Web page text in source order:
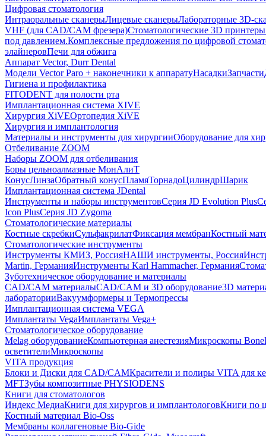
Цифровая стоматология
Интраоральные сканерыЛицевые сканерыЛабораторные 3D-
VHF (для CAD/CAM фрезера)Стоматологические 3D
под давлением.Комплексные предложения по цифровой
элайнеровПечи для обжига
Аппарат Vector, Durr Dental
Модели Vector Paro + наконечники к аппаратуНасадкиЗапчасти
Гигиена и профилактика
FITODENT для полости рта
Имплантационная система XIVE
Хирургия XiVEОртопедия XiVE
Хирургия и имплантология
Материалы и инструменты для хирургииОборудование для
Отбеливание ZOOM
Наборы ZOOM для отбеливания
Боры цельноалмазные МонАлиТ
КонусЛинзаОбратный конусПламяТорнадоЦилиндрШарик
Имплантационная система JDental
Инструменты и наборы инструментовСерия JD Evolution Plus
Icon PlusСерия JD Zygoma
Стоматологические материалы
Костные скребкиСульфакрилатФиксация мембранКостный
Стоматологические инструменты
Инструменты КМИЗ, РоссияНАШИ инструменты, Россия
Martin, ГерманияИнструменты Karl Hammacher, Германия
Зуботехническое оборудование и материалы
CAD/CAM материалыCAD/CAM и 3D оборудование3D
лабораторииВакуумформеры и Термопрессы
Имплантационная система VEGA
Имплантаты VegaИмплантаты Vega+
Стоматологическое оборудование
Melag оборудованиеКомпьютерная анестезияМикроскопы
осветителиМикроскопы
VITA продукция
Блоки и Диски для CAD/CAMКрасители и полиры VITA для
MFTЗубы композитные PHYSIODENS
Книги для стоматологов
Индекс МедиаКниги для хирургов и имплантологовКниги по
Костный материал Bio-Oss
Мембраны коллагеновые Bio-Gide